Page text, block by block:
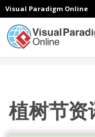
Visual Paradigm Online
植树节资